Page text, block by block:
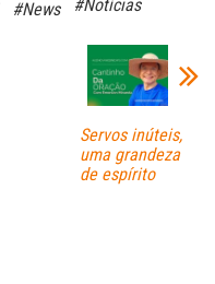
#News #Notícias
Servos inúteis,
uma grandeza
de espírito